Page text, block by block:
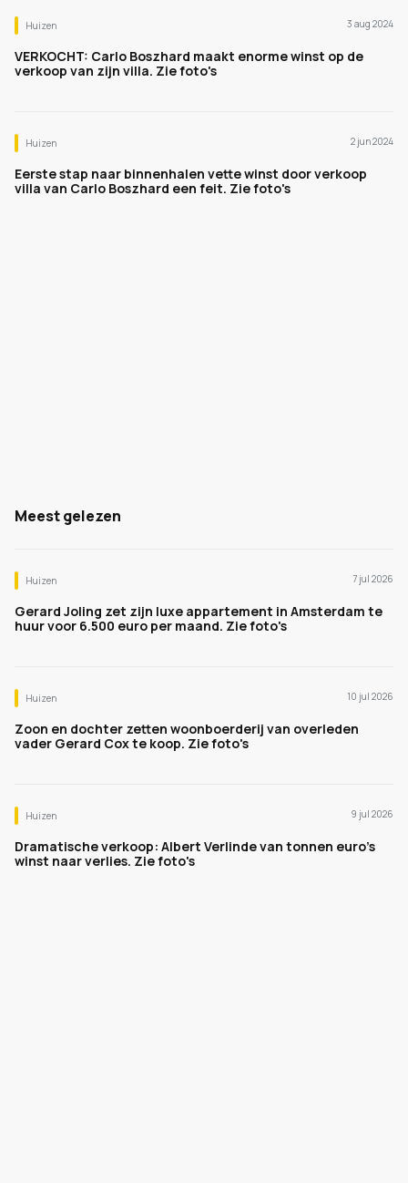
Huizen 3 aug 2024
VERKOCHT: Carlo Boszhard maakt enorme winst op de
verkoop van zijn villa. Zie foto's
Huizen 2 jun 2024
Eerste stap naar binnenhalen vette winst door verkoop
villa van Carlo Boszhard een feit. Zie foto's
Meest gelezen
Huizen 7 jul 2026
Gerard Joling zet zijn luxe appartement in Amsterdam te
huur voor 6.500 euro per maand. Zie foto's
Huizen 10 jul 2026
Zoon en dochter zetten woonboerderij van overleden
vader Gerard Cox te koop. Zie foto's
Huizen 9 jul 2026
Dramatische verkoop: Albert Verlinde van tonnen euro's
winst naar verlies. Zie foto's